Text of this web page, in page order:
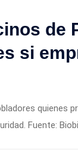
de
si
quienes
Fuente: